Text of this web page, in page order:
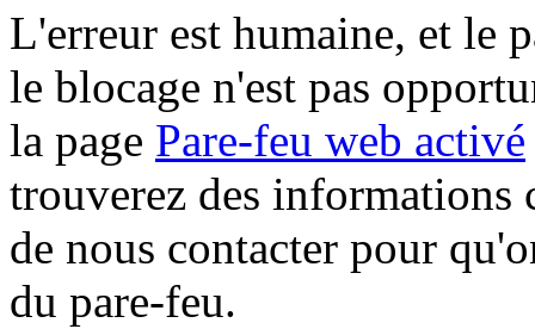
L'erreur est humaine, et le
le blocage n'est pas
la page Pare-feu web activé
trouverez des informations
de nous contacter pour
du pare-feu.